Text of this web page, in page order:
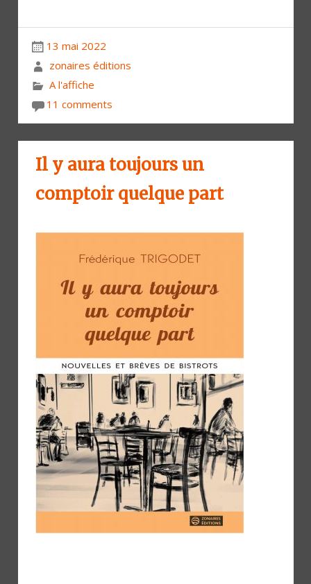
13 mai 2022
zonaires éditions
A l'affiche
11 comments
Il y aura toujours un
comptoir quelque part